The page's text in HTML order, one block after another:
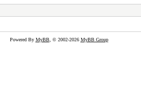
Powered By MyBB, © 2002-2026 MyBB Group